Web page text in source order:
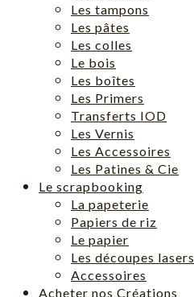
Les tampons
Les pâtes
Les colles
Le bois
Les boîtes
Les Primers
Transferts IOD
Les Vernis
Les Accessoires
Les Patines & Cie
Le scrapbooking
La papeterie
Papiers de riz
Le papier
Les découpes lasers
Accessoires
Acheter nos Créations